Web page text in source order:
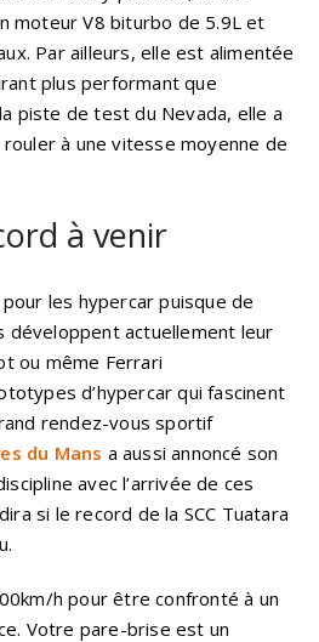
moteur V8 biturbo de 5.9L et
Par ailleurs, elle est alimentée
plus performant que
piste de test du Nevada, elle a
à une vitesse moyenne de
à venir
les hypercar puisque de
développent actuellement leur
ou même Ferrari
d’hypercar qui fascinent
rendez-vous sportif
du Mans a aussi annoncé son
avec l’arrivée de ces
si le record de la SCC Tuatara
h pour être confronté à un
Votre pare-brise est un